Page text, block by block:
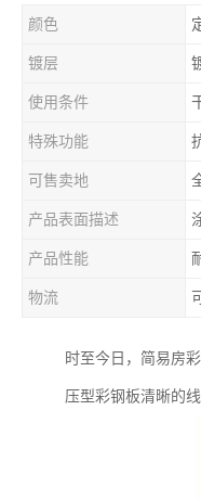
颜色
镀层
使用条件
特殊功能
可售卖地
产品表面描述
产品性能
物流
时至今日，简易房
压型彩钢板清晰的